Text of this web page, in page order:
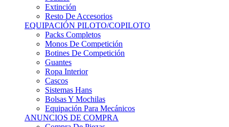
Extinción
Resto De Accesorios
EQUIPACIÓN PILOTO/COPILOTO
Packs Completos
Monos De Competición
Botines De Competición
Guantes
Ropa Interior
Cascos
Sistemas Hans
Bolsas Y Mochilas
Equipación Para Mecánicos
ANUNCIOS DE COMPRA